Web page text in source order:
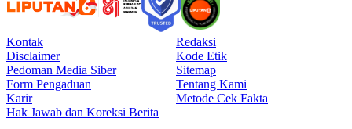
Kontak
Redaksi
Disclaimer
Kode Etik
Pedoman Media Siber
Sitemap
Form Pengaduan
Tentang Kami
Karir
Metode Cek Fakta
Hak Jawab dan Koreksi Berita